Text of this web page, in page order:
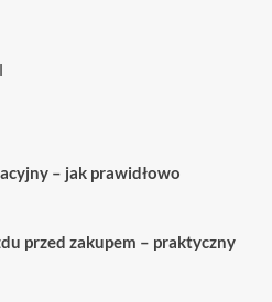
– jak prawidłowo
przed zakupem – praktyczny